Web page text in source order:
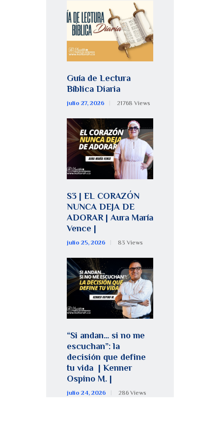
Guía de Lectura
Bíblica Diaria
julio 27, 2026 21768 Views
S3 | EL CORAZÓN
NUNCA DEJA DE
ADORAR | Aura María
Vence |
julio 25, 2026 83 Views
“Si andan… si no me
escuchan”: la
decisión que define
tu vida | Kenner
Ospino M. |
julio 24, 2026 286 Views